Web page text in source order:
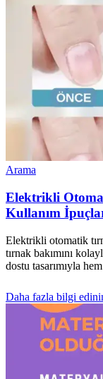
Arama
Elektrikli
Kullanım
Elektrikli otomatik
tırnak bakımını
dostu tasarımıyla
Daha fazla bilgi